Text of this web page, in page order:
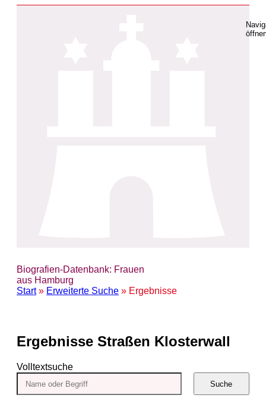
Biografien-Datenbank: Frauen
aus Hamburg
Start» Erweiterte Suche » Ergebnisse
Ergebnisse Straßen Klosterwall
Volltextsuche
Suche